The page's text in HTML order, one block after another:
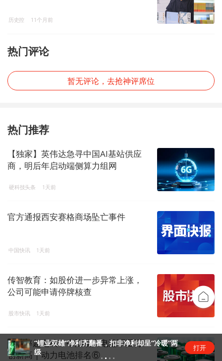
历史控 11个月前
热门评论
暂无评论，去抢神评席位
热门推荐
【独家】英伟达急寻中国AI基站供应
商，明后年启动端侧算力组网
硬科技头条 1天前
官方通报西安赛格商场坠亡事件
中国快讯 1天前
传智教育：如股价进一步异常上涨，
公司可能申请停牌核查
股市快讯 1天前
市占率超七成，中国动力电池军团再
创新高 | 动力电池排名⑥
“锂业双雄”净利齐翻番，扣非净利却呈“冷暖”两
级
打开